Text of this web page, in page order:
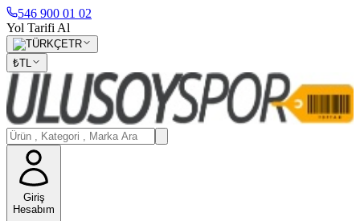
546 900 01 02
Yol Tarifi Al
TR
₺TL
Giriş
Hesabım